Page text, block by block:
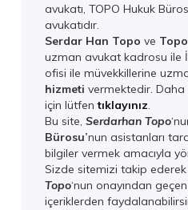
avukatı, TOPO Hukuk
avukatıdır.
Serdar Han Topo ve
uzman avukat kadrosu ile
ofisi ile müvekkillerine
hizmeti vermektedir.
için lütfentıklayınız.
Bu site, Serdarhan Topo
Bürosu’nun asistanları
bilgiler vermek amacıyla
Sizde sitemizi takip ederek
Topo‘nun onayından
içeriklerden